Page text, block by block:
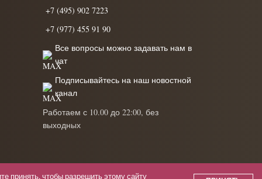
+7 (495) 902 7223
+7 (977) 455 91 90
Все вопросы можно задавать нам в
чат
Подписывайтесь на наш новостной
канал
Работаем с 10.00 до 22:00, без
выходных
принять, чтобы разрешить этому сайту